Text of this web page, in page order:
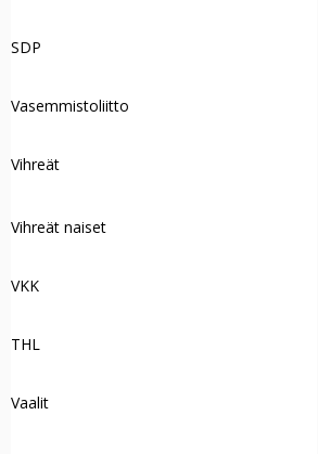
SDP
Vasemmistoliitto
Vihreät
Vihreät naiset
VKK
THL
Vaalit